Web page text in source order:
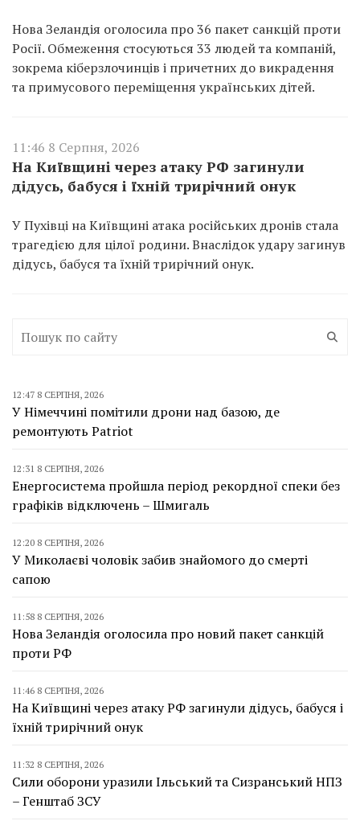
Нова Зеландія оголосила про 36 пакет санкцій проти
Росії. Обмеження стосуються 33 людей та компаній,
зокрема кіберзлочинців і причетних до викрадення
та примусового переміщення українських дітей.
11:46 8 Серпня, 2026
На Київщині через атаку РФ загинули
дідусь, бабуся і їхній трирічний онук
У Пухівці на Київщині атака російських дронів стала
трагедією для цілої родини. Внаслідок удару загинув
дідусь, бабуся та їхній трирічний онук.
12:47 8 СЕРПНЯ, 2026
У Німеччині помітили дрони над базою, де
ремонтують Patriot
12:31 8 СЕРПНЯ, 2026
Енергосистема пройшла період рекордної спеки без
графіків відключень – Шмигаль
12:20 8 СЕРПНЯ, 2026
У Миколаєві чоловік забив знайомого до смерті
сапою
11:58 8 СЕРПНЯ, 2026
Нова Зеландія оголосила про новий пакет санкцій
проти РФ
11:46 8 СЕРПНЯ, 2026
На Київщині через атаку РФ загинули дідусь, бабуся і
їхній трирічний онук
11:32 8 СЕРПНЯ, 2026
Сили оборони уразили Ільський та Сизранський НПЗ
– Генштаб ЗСУ